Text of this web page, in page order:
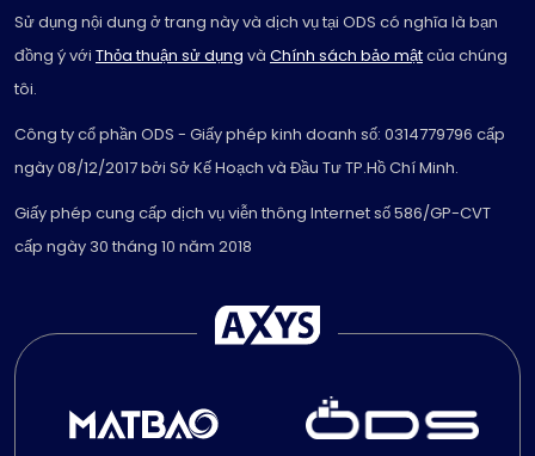
Sử dụng nội dung ở trang này và dịch vụ tại ODS có nghĩa là bạn
đồng ý với Thỏa thuận sử dụng và Chính sách bảo mậtcủa chúng
tôi.
Công ty cổ phần ODS - Giấy phép kinh doanh số: 0314779796 cấp
ngày 08/12/2017 bởi Sở Kế Hoạch và Đầu Tư TP.Hồ Chí Minh.
Giấy phép cung cấp dịch vụ viễn thông Internet số 586/GP-CVT
cấp ngày 30 tháng 10 năm 2018